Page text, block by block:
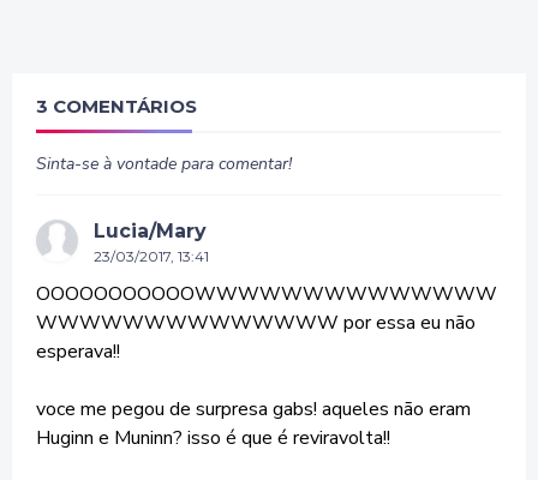
3 COMENTÁRIOS
Sinta-se à vontade para comentar!
Lucia/Mary
23/03/2017, 13:41
OOOOOOOOOOOWWWWWWWWWWWWWW
WWWWWWWWWWWWWW por essa eu não
esperava!!
voce me pegou de surpresa gabs! aqueles não eram
Huginn e Muninn? isso é que é reviravolta!!